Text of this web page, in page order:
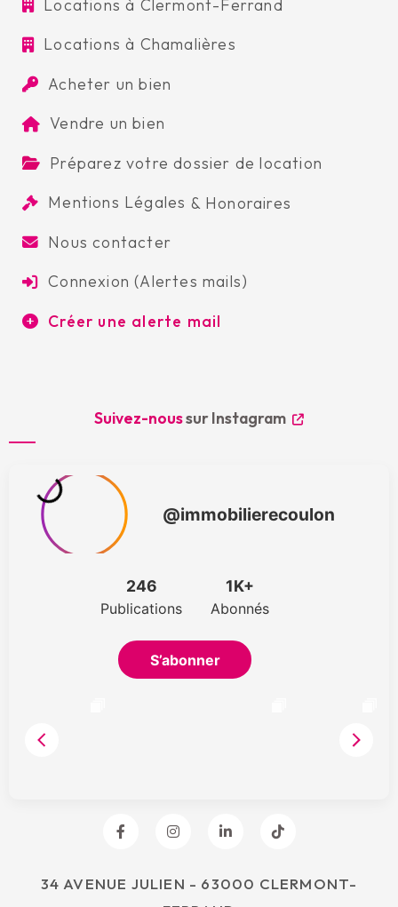
Locations à Clermont-Ferrand
Locations à Chamalières
Acheter un bien
Vendre un bien
Préparez votre dossier de location
Mentions Légales & Honoraires
Nous contacter
Connexion (Alertes mails)
Créer une alerte mail
Suivez-noussur Instagram
34 AVENUE JULIEN - 63000 CLERMONT-